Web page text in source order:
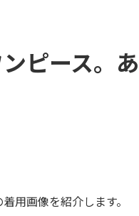
ピース。
用画像を紹介します。